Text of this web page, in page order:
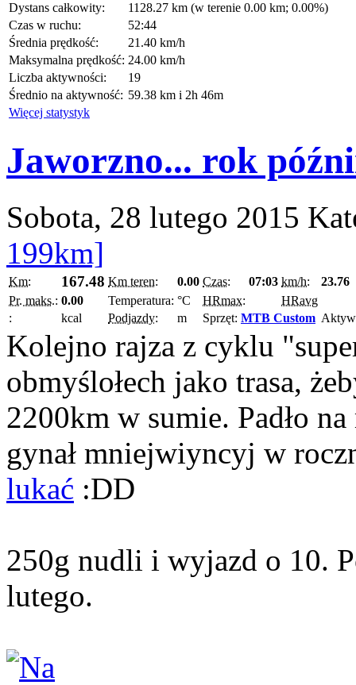
Dystans całkowity:
1128.27 km (w terenie 0.00 km; 0.00%)
Czas w ruchu:
52:44
Średnia prędkość:
21.40 km/h
Maksymalna prędkość: 24.00 km/h
Liczba aktywności:
19
Średnio na aktywność: 59.38 km i 2h 46m
Więcej statystyk
Jaworzno... rok
Sobota, 28 lutego 2015
199km]
Km: 167.48 Km teren: 0.00 Czas: 07:03 km/h:
23.76
Pr. maks.: 0.00 Temperatura: °C HRmax:
HRavg
:
kcal Podjazdy: m Sprzęt: MTB Custom
Kolejno rajza z cyklu
obmyślołech jako trasa,
2200km w sumie. Padło
gynał mniejwiyncyj w
lukać :DD
250g nudli i wyjazd o 10.
lutego.